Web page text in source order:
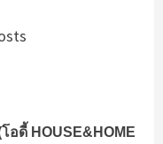
อดี้ HOUSE&HOME